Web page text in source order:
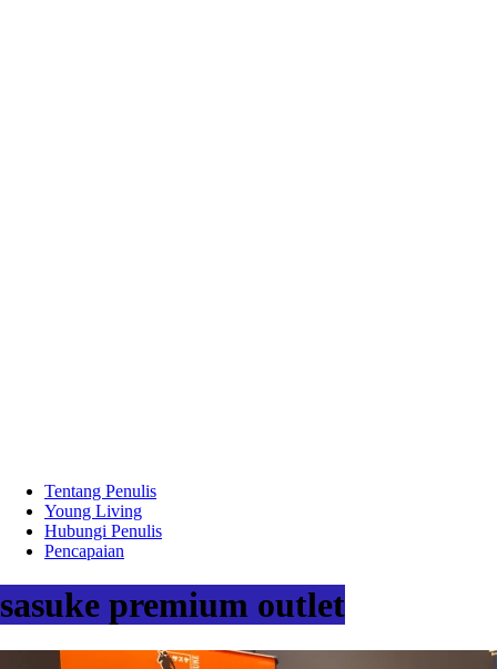
Tentang Penulis
Young Living
Hubungi Penulis
Pencapaian
sasuke premium outlet